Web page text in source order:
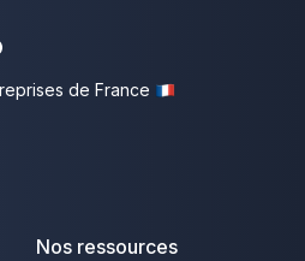
de France
Nos ressources